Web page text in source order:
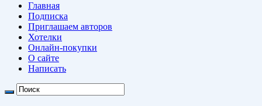
Главная
Подписка
Приглашаем авторов
Хотелки
Онлайн-покупки
О сайте
Написать